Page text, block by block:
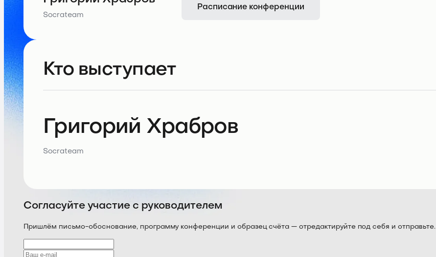
Socrateam
Расписание конференции
Кто выступает
Григорий Храбров
Socrateam
Согласуйте участие с руководителем
Пришлём письмо-обоснование, программу конференции и образец счёта — отредактируйте под себя и отправьте.